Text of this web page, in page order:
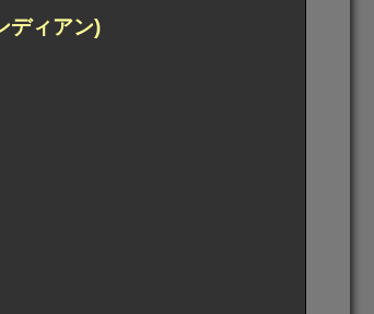
ディアン)